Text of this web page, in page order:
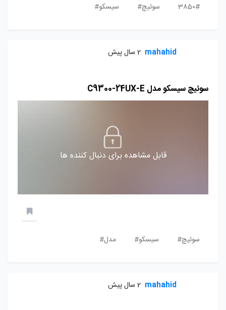
3850# سوئیچ# سیسکو#
mahahid 2 سال پیش
سوئیچ سیسکو مدل C9300-24UX-E
قابل مشاهده برای دنبال کننده ها
سوئیچ# سیسکو# مدل#
mahahid 2 سال پیش